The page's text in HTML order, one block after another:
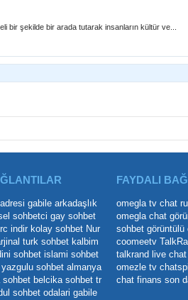
bir şekilde bir arada tutarak insanların kültür ve...
gabile arkadaşlık
sohbetci gay sohbet
indir kolay sohbet Nur
turk sohbet kalbim
sohbet islami sohbet
yazgulu sohbet almanya
sohbet belcika sohbet tr
sohbet odalari gabile
FAYDALI
omegla tv chat
omegla chat
sohbet görüntülü
coomeetv
talkrand live chat
omezle tv
chat finans son